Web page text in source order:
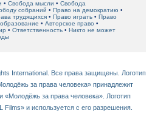
Свобода мысли
Свобода
собраний
Право на демократию
трудящихся Право играть
Право
Авторское право
Ответственность
Никто не может
International. Все права защищены. Логотип
за права человека» принадлежит
«Молодёжь за права человека». Логотип
Films» и используется с его разрешения.